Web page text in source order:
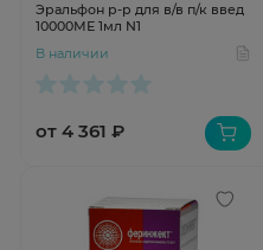
Эральфон р-р для в/в п/к введ
10000МЕ 1мл N1
В наличии
от 4 361 ₽